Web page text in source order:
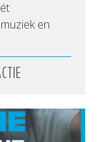
en